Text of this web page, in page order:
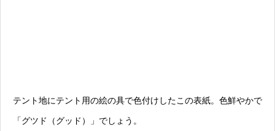
テント地にテント用の絵の具で色付けしたこの表紙。色鮮やかで
「グツド（グッド）」でしょう。